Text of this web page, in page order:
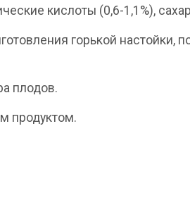
кислоты (0,6-1,1%),
горькой
плодов.
продуктом.